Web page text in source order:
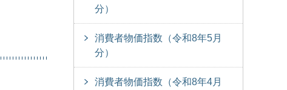
分）
消費者物価指数（令和8年5月
分）
消費者物価指数（令和8年4月